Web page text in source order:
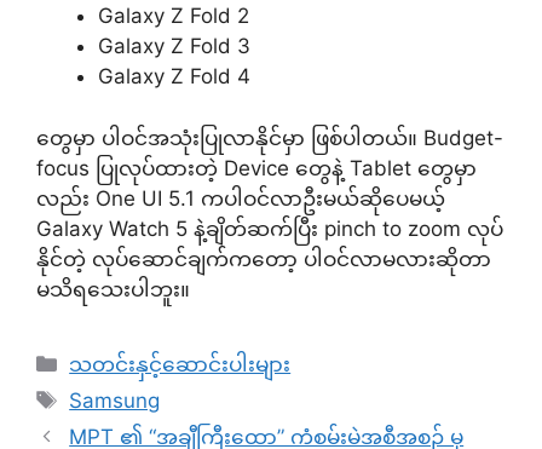
Galaxy Z Fold 2
Galaxy Z Fold 3
Galaxy Z Fold 4
တွေမှာ ပါဝင်အသုံးပြုလာနိုင်မှာ ဖြစ်ပါတယ်။ Budget-
focus ပြုလုပ်ထားတဲ့ Device တွေနဲ့ Tablet တွေမှာ
လည်း One UI 5.1 ကပါဝင်လာဦးမယ်ဆိုပေမယ့်
Galaxy Watch 5 နဲ့ချိတ်ဆက်ပြီး pinch to zoom လုပ်
နိုင်တဲ့ လုပ်ဆောင်ချက်ကတော့ ပါဝင်လာမလားဆိုတာ
မသိရသေးပါဘူး။
Categories
သတင်းနှင့်ဆောင်းပါးများ
Tags
Samsung
MPT ၏ “အချီကြီးထော” ကံစမ်းမဲအစီအစဉ် မှ